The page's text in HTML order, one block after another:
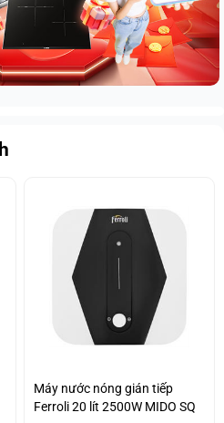
Máy nước nóng gián tiếp
Ferroli 20 lít 2500W MIDO SQ